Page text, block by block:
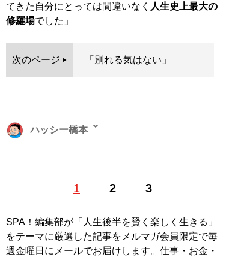
てきた自分にとっては間違いなく 人生史上最大の
修羅場でした」
次のページ 「別れる気はない」
1 2 3
ハッシー橋本
活躍し、‘15年より月刊ヤングマガジンで連載を始めた
ワ』が大ヒット。サウナとビールの愉悦を描いた『極
上！サウナめし』はサウナ好き必見の一冊 X（旧
Twitter）@hashimotosan84
SPA！編集部が「人生後半を賢く楽しく生きる」
をテーマに厳選した記事をメルマガ会員限定で毎
週金曜日にメールでお届けします。仕事・お金・